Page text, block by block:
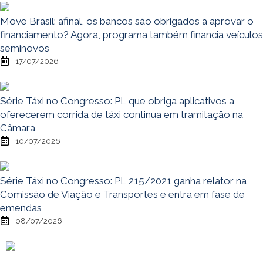
Move Brasil: afinal, os bancos são obrigados a aprovar o
financiamento? Agora, programa também financia veículos
seminovos
17/07/2026
Série Táxi no Congresso: PL que obriga aplicativos a
oferecerem corrida de táxi continua em tramitação na
Câmara
10/07/2026
Série Táxi no Congresso: PL 215/2021 ganha relator na
Comissão de Viação e Transportes e entra em fase de
emendas
08/07/2026